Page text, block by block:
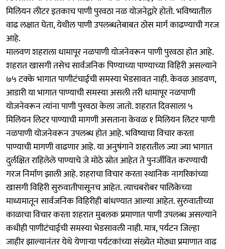
मिलियन लीटर इतकाच पाणी पुरवठा नळ योजनेद्वारे होतो. भविष्यातील
वाढ लक्षात घेता, येथील पाणी उपलब्धतेबाबत ठोस मार्ग काढण्याची गरज
आहे.
मालवण शहराला धामापूर नळपाणी योजनेवरून पाणी पुरवठा होत आहे.
शहरात खासगी तसेच सार्वजनिक पिण्याच्या पाण्याच्या विहिरी असल्याने
७५ टक्के भागात पाणीटंचाईची समस्या भेडसावत नाही. केवळ आडवण,
आडारी या भागात पाण्याची समस्या असली तरी धामापूर नळपाणी
योजनेवरून त्यांना पाणी पुरवठा केला जातो. शहरात दिवसाला ५
मिलियन लिटर पाण्याची मागणी असताना केवळ १ मिलियन लिटर पाणी
नळपाणी योजनेवरून उपलब्ध होत आहे. भविष्याचा विचार करता
पाण्याची मागणी वाढणार आहे. या अनुषंगाने शहरातील ज्या ज्या भागात
दुर्लक्षित राहिलेले पाण्याचे जे मोठे स्रोत आहेत ते पुनर्जीवित करण्याची
गरज निर्माण झाली आहे. शहराचा विचार करता स्थानिक नागरिकांच्या
खासगी विहिरी सुरुवातीपासूनच आहेत. त्याचबरोबर पालिकेच्या
माध्यमातून सार्वजनिक विहिरीही बांधण्यात आल्या आहेत. सुरुवातीच्या
काळाचा विचार करता शहरात मुबलक प्रमाणात पाणी उपलब्ध असल्याने
कधीही पाणीटंचाईची समस्या भेडसावली नाही. मात्र, पर्यटन जिल्हा
जाहीर झाल्यानंतर येथे येणाऱ्या पर्यटकांच्या संख्येत मोठ्या प्रमाणात वाढ